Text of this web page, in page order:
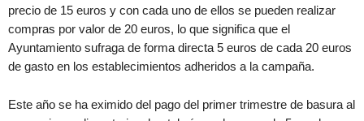
precio de 15 euros y con cada uno de ellos se pueden realizar
compras por valor de 20 euros, lo que significa que el
Ayuntamiento sufraga de forma directa 5 euros de cada 20 euros
de gasto en los establecimientos adheridos a la campaña.
Este año se ha eximido del pago del primer trimestre de basura al